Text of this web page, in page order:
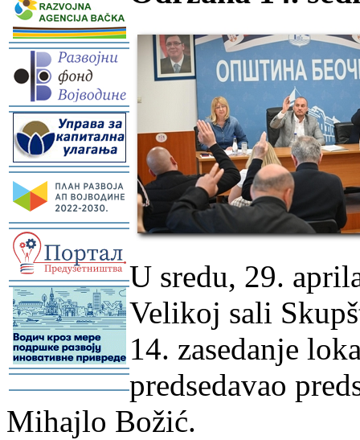
-
-
-
-
-
-
U sredu, 29.
Velikoj sali
14. zasedanje
predsedavao
Mihajlo Božić.